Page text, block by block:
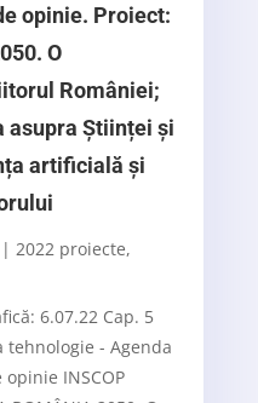
opinie. Proiect:
O
României;
asupra Științei și
artificială și
2022 proiecte,
6.07.22 Cap. 5
- Agenda
opinie INSCOP